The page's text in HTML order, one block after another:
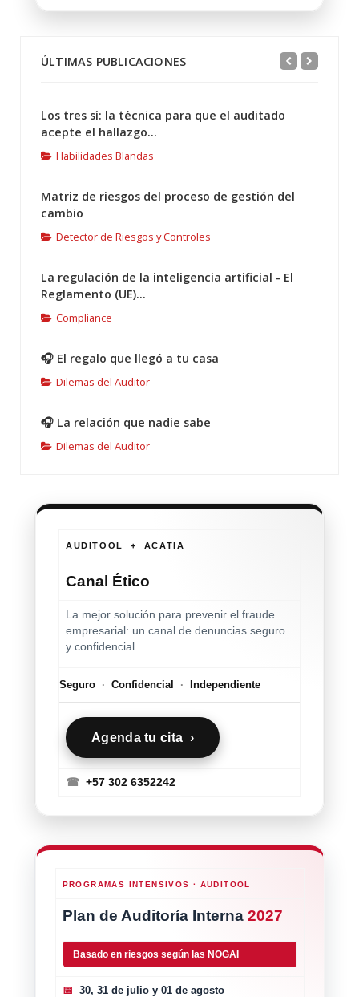
ÚLTIMAS PUBLICACIONES
Los tres sí: la técnica para que el auditado
acepte el hallazgo...
Habilidades Blandas
Matriz de riesgos del proceso de gestión del
cambio
Detector de Riesgos y Controles
La regulación de la inteligencia artificial - El
Reglamento (UE)...
Compliance
🎧 El regalo que llegó a tu casa
Dilemas del Auditor
🎧 La relación que nadie sabe
Dilemas del Auditor
AUDITOOL + ACATIA
Canal Ético
La mejor solución para prevenir el fraude
empresarial: un canal de denuncias seguro
y confidencial.
Seguro · Confidencial · Independiente
Agenda tu cita ›
☎ +57 302 6352242
PROGRAMAS INTENSIVOS · AUDITOOL
Plan de Auditoría Interna 2027
Basado en riesgos según las NOGAI
📅 30, 31 de julio y 01 de agosto